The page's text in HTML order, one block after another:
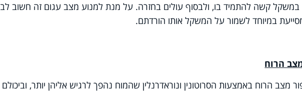
במשקל קשה להתמיד בו, ולבסוף עולים בחזרה. על מנת למנוע מצב עגום זה חשוב
במיוחד לשמור על המשקל אותו הורדתם.
מצב הרוח באמצעות הסרוטונין ונוראדרנלין שהמוח נהפך לרגיש אליהן יותר, וביכולם